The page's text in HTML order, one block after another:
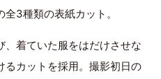
3種類の表紙カット。
着ていた服をはだけさせな
るカットを採用。撮影初日の